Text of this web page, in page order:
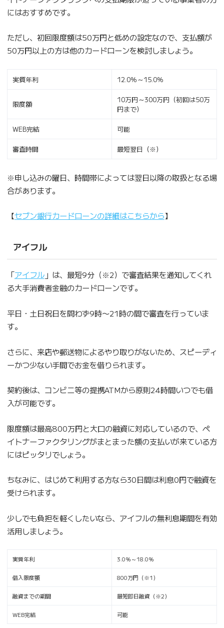
にはおすすめです。
ただし、初回限度額は50万円と低めの設定なので、支払額が
50万円以上の方は他のカードローンを検討しましょう。
実質年利 12.0％～15.0％
限度額
10万円～300万円（初回は50万
円まで）
WEB完結 可能
審査時間 最短翌日（※）
※申し込みの曜日、時間帯によっては翌日以降の取扱となる場
合があります。
【セブン銀行カードローンの詳細はこちらから】
アイフル
「アイフル」は、最短9分（※2）で審査結果を通知してくれ
る大手消費者金融のカードローンです。
平日・土日祝日を問わず9時〜21時の間で審査を行っていま
す。
さらに、来店や郵送物によるやり取りがないため、スピーディ
ーかつ少ない手間でお金を借りられます。
契約後は、コンビニ等の提携ATMから原則24時間いつでも借
入が可能です。
限度額は最高800万円と大口の融資に対応しているので、ペ
イトナーファクタリングがまとまった額の支払いが来ている方
にはピッタリでしょう。
ちなみに、はじめて利用する方なら30日間は利息0円で融資を
受けられます。
少しでも負担を軽くしたいなら、アイフルの無利息期間を有効
活用しましょう。
実質年利 3.0％～18.0％
借入限度額 800万円（※1）
融資までの期間 最短即日融資（※2）
WEB完結 可能